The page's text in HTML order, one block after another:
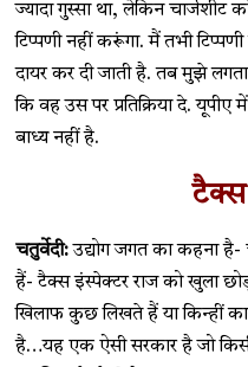
ज्यादा गुस्सा था, लेकिन चार्जशीट
टिप्पणी नहीं करूंगा. मैं तभी
दायर कर दी जाती है. तब मुझे
कि वह उस पर प्रतिक्रिया दे.
बाध्य नहीं है.
टैक्स
चतुर्वेदी:उद्योग जगत का कहना
हैं- टैक्स इंस्पेक्टर राज को खुला
खिलाफ कुछ लिखते हैं या किन्हीं
है…यह एक ऐसी सरकार है जो